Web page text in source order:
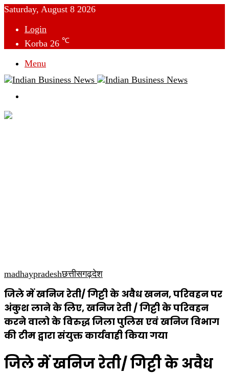
Saturday, August 8 2026
Login
Korba 26 ℃
Menu
madhaypradeshछत्तीसगढ़देश
जिले में खनिज रेती/ गिट्टी के अवैध खनन, परिवहन पर
अंकुश लाने के लिए, खनिज रेती / गिट्टी के परिवहन
करने वालो के विरुद्ध जिला पुलिस एवं खनिज विभाग
की टीम द्वारा संयुक्त कार्यवाही किया गया
जिले में खनिज रेती/ गिट्टी के अवैध